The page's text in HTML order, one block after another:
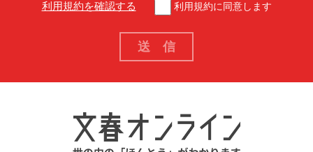
利用規約を確認する 利用規約に同意します